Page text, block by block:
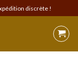
discrète !